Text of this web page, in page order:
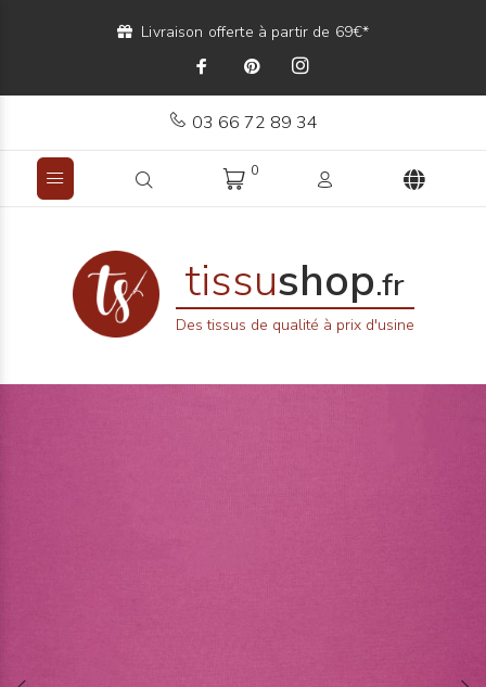
Livraison offerte à partir de 69€*
03 66 72 89 34
0
tissushop.fr
Des tissus de qualité à prix d'usine